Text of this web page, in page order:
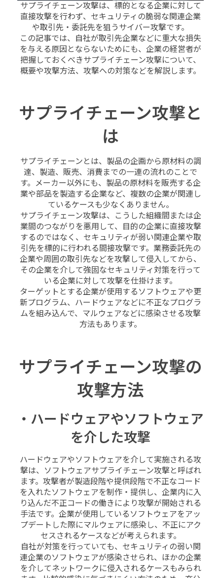
サプライチェーン攻撃は、標的となる企業に対して
直接攻撃を行わず、セキュリティの脆弱な関連企業
や取引先・委託先を狙うサイバー攻撃です。
この記事では、自社が取引先企業などに重大な損失
を与える原因とならないためにも、企業の経営者が
把握しておくべきサプライチェーン攻撃について、
概要や攻撃方法、攻撃への対策などを解説します。
サプライチェーン攻撃と
は
サプライチェーンとは、製品の企画から原材料の調
達、製造、販売、消費までの一連の流れのことで
す。メーカー以外にも、製品の原材料を販売する企
業や部品を製造する企業など、複数の企業が関連し
ているケースも少なくありません。
サプライチェーン攻撃は、こうした組織間または企
業間のつながりを悪用して、目的の企業に直接攻撃
するのではなく、セキュリティが弱い関連企業や取
引先を標的に行われる間接攻撃です。業務委託先の
企業や周囲の取引先などを攻撃して侵入してから、
その企業を介して強固なセキュリティ対策を行って
いる企業に対して攻撃を仕掛けます。
ターゲットとする企業が使用するソフトウェアや更
新プログラム、ハードウェアなどに不正なプログラ
ムを組み込んで、マルウェアなどに感染させる攻撃
方法もあります。
サプライチェーン攻撃の
攻撃方法
・ハードウェアやソフトウェア
を介した攻撃
ハードウェアやソフトウェアを介して実施される攻
撃は、ソフトウェアサプライチェーン攻撃と呼ばれ
ます。攻撃者が製造段階や提供段階で不正なコード
を入れたソフトウェアを制作・提供し、企業内に入
り込んだ不正コードの働きにより攻撃が開始される
手法です。企業が使用しているソフトウェアをアッ
プデートした際にマルウェアに感染し、不正にアク
セスされるケースなどが考えられます。
自社が対策を行っていても、セキュリティの弱い関
連企業のソフトウェアが感染させられ、ほかの企業
を介してネットワークに侵入されるケースもみられ